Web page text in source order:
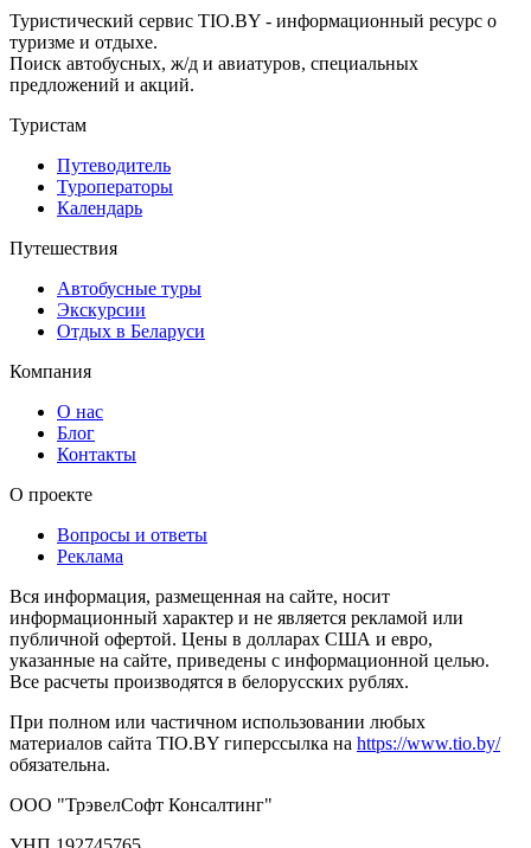
Туристический сервис TIO.BY - информационный ресурс о
туризме и отдыхе.
Поиск автобусных, ж/д и авиатуров, специальных
предложений и акций.
Туристам
Путеводитель
Туроператоры
Календарь
Путешествия
Автобусные туры
Экскурсии
Отдых в Беларуси
Компания
О нас
Блог
Контакты
О проекте
Вопросы и ответы
Реклама
Вся информация, размещенная на сайте, носит
информационный характер и не является рекламой или
публичной офертой. Цены в долларах США и евро,
указанные на сайте, приведены с информационной целью.
Все расчеты производятся в белорусских рублях.
При полном или частичном использовании любых
материалов сайта TIO.BY гиперссылка на https://www.tio.by/
обязательна.
ООО "ТрэвелСофт Консалтинг"